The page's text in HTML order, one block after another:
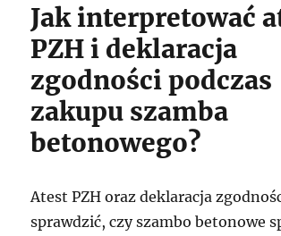
Jak interpretować
PZH i deklaracja
zgodności podczas
zakupu szamba
betonowego?
Atest PZH oraz deklaracja
sprawdzić, czy szambo betonowe